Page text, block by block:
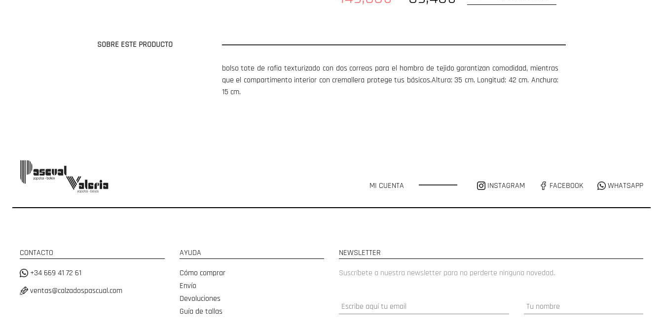
SOBRE ESTE PRODUCTO
bolso tote de rafia texturizado con dos correas para el hombro de tejido garantizan comodidad, mientras
que el compartimento interior con cremallera protege tus básicos.Altura: 35 cm. Longitud: 42 cm. Anchura:
15 cm.
MI CUENTA INSTAGRAM FACEBOOK WHATSAPP
CONTACTO
+34 669 41 72 61
ventas@calzadospascual.com
AYUDA
Cómo comprar
Envío
Devoluciones
Guía de tallas
NEWSLETTER
Suscríbete a nuestra newsletter para no perderte ninguna novedad.